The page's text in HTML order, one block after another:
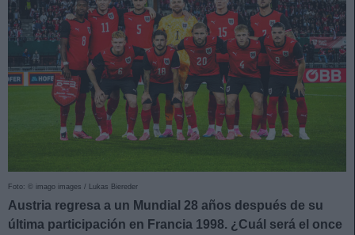
Foto: © imago images / Lukas Biereder
Austria regresa a un Mundial 28 años después de su
última participación en Francia 1998. ¿Cuál será el once